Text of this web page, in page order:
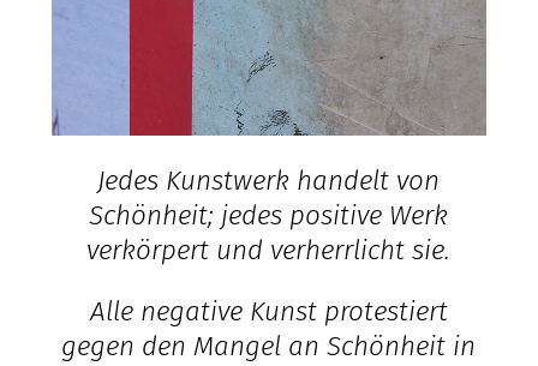
Jedes Kunstwerk handelt von
Schönheit; jedes positive Werk
verkörpert und verherrlicht sie.
Alle negative Kunst protestiert
gegen den Mangel an Schönheit in